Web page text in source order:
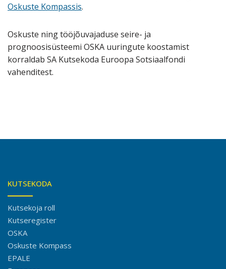
Oskuste Kompassis.
Oskuste ning tööjõuvajaduse seire- ja
prognoosisüsteemi OSKA uuringute koostamist
korraldab SA Kutsekoda Euroopa Sotsiaalfondi
vahenditest.
KUTSEKODA
Kutsekoja roll
Kutseregister
OSKA
Oskuste Kompass
EPALE